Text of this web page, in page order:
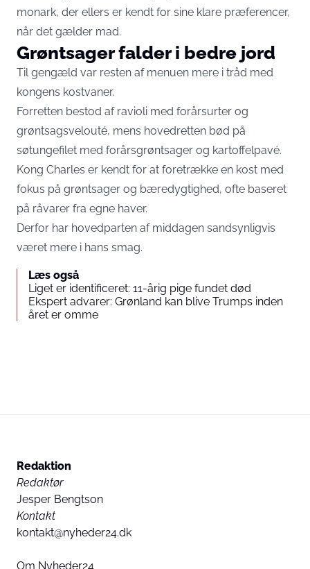
monark, der ellers er kendt for sine klare præferencer,
når det gælder mad.
Grøntsager falder i bedre jord
Til gengæld var resten af menuen mere i tråd med
kongens kostvaner.
Forretten bestod af ravioli med forårsurter og
grøntsagsvelouté, mens hovedretten bød på
søtungefilet med forårsgrøntsager og kartoffelpavé.
Kong Charles er kendt for at foretrække en kost med
fokus på grøntsager og bæredygtighed, ofte baseret
på råvarer fra egne haver.
Derfor har hovedparten af middagen sandsynligvis
været mere i hans smag.
Læs også
Liget er identificeret: 11-årig pige fundet død
Ekspert advarer: Grønland kan blive Trumps inden
året er omme
Redaktion
Redaktør
Jesper Bengtson
Kontakt
kontakt@nyheder24.dk
Om Nyheder24